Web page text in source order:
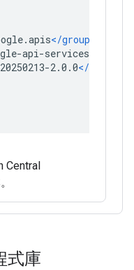
Central
式庫